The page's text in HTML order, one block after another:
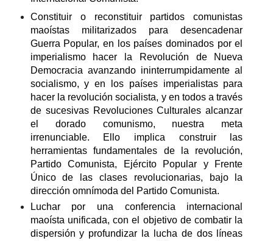
Constituir o reconstituir partidos comunistas
maoístas militarizados para desencadenar
Guerra Popular, en los países dominados por el
imperialismo hacer la Revolución de Nueva
Democracia avanzando ininterrumpidamente al
socialismo, y en los países imperialistas para
hacer la revolución socialista, y en todos a través
de sucesivas Revoluciones Culturales alcanzar
el dorado comunismo, nuestra meta
irrenunciable. Ello implica construir las
herramientas fundamentales de la revolución,
Partido Comunista, Ejército Popular y Frente
Único de las clases revolucionarias, bajo la
dirección omnímoda del Partido Comunista.
Luchar por una conferencia internacional
maoísta unificada, con el objetivo de combatir la
dispersión y profundizar la lucha de dos líneas